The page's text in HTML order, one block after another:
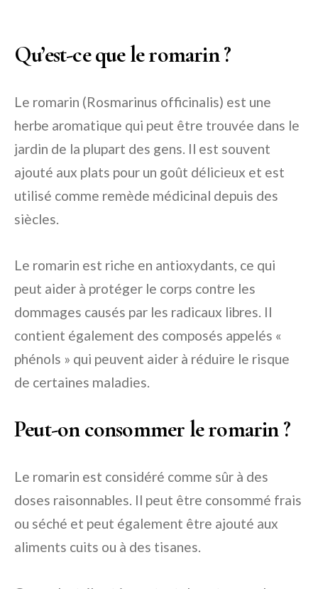
Qu’est-ce que le romarin ?
Le romarin (Rosmarinus officinalis) est une
herbe aromatique qui peut être trouvée dans le
jardin de la plupart des gens. Il est souvent
ajouté aux plats pour un goût délicieux et est
utilisé comme remède médicinal depuis des
siècles.
Le romarin est riche en antioxydants, ce qui
peut aider à protéger le corps contre les
dommages causés par les radicaux libres. Il
contient également des composés appelés «
phénols » qui peuvent aider à réduire le risque
de certaines maladies.
Peut-on consommer le romarin ?
Le romarin est considéré comme sûr à des
doses raisonnables. Il peut être consommé frais
ou séché et peut également être ajouté aux
aliments cuits ou à des tisanes.